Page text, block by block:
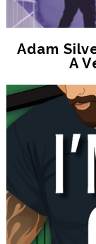
Adam
A